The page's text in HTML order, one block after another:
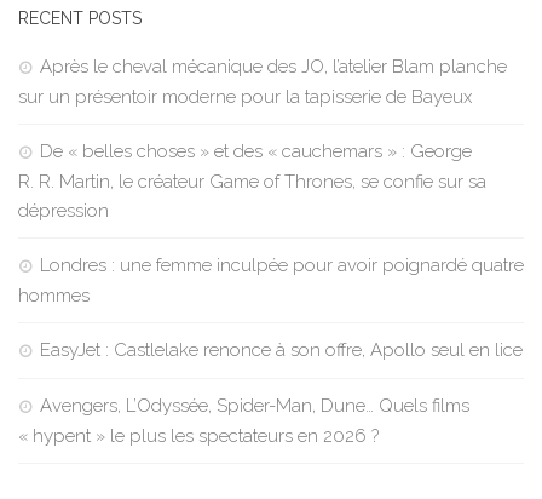
RECENT POSTS
Après le cheval mécanique des JO, l’atelier Blam planche
sur un présentoir moderne pour la tapisserie de Bayeux
De « belles choses » et des « cauchemars » : George
R. R. Martin, le créateur Game of Thrones, se confie sur sa
dépression
Londres : une femme inculpée pour avoir poignardé quatre
hommes
EasyJet : Castlelake renonce à son offre, Apollo seul en lice
Avengers, L’Odyssée, Spider-Man, Dune… Quels films
« hypent » le plus les spectateurs en 2026 ?